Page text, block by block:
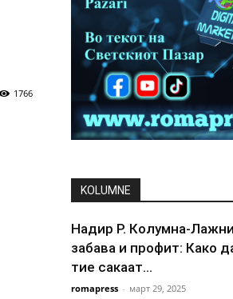
1766
KOLUMNE
Надир Р. Колумна-
забава и профит: Како
тие сакаат...
romapress - март 29, 2025